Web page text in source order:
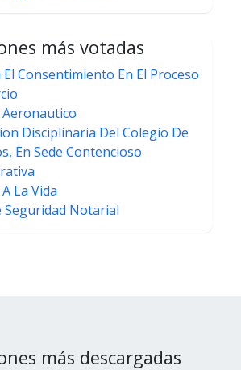
más votadas
El Consentimiento En El Proceso
Disciplinaria Del Colegio De
En Sede Contencioso
La Vida
Seguridad Notarial
más descargadas